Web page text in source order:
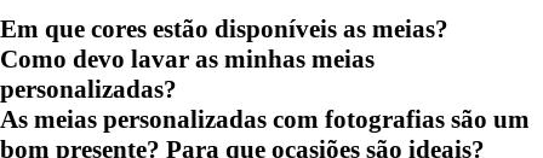
Em que cores estão disponíveis as meias?
Como devo lavar as minhas meias
personalizadas?
As meias personalizadas com fotografias são um
bom presente? Para que ocasiões são ideais?